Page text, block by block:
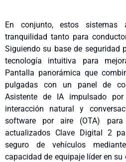
En conjunto, estos
tranquilidad tanto para
Siguiendo su base de seguridad
tecnología intuitiva para
Pantalla panorámica que
pulgadas con un panel de
Asistente de IA impulsado
interacción natural y
software por aire (OTA)
actualizados Clave Digital 2
seguro de vehículos
capacidad de equipaje líder en